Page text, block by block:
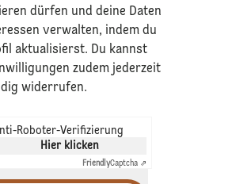
dürfen und deine Daten
verwalten, indem du
aktualisierst. Du kannst
zudem jederzeit
widerrufen.
Roboter-Verifizierung
Hier klicken
FriendlyCaptcha ⇗